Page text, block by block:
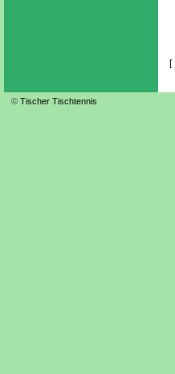
[
© Tischer Tischtennis